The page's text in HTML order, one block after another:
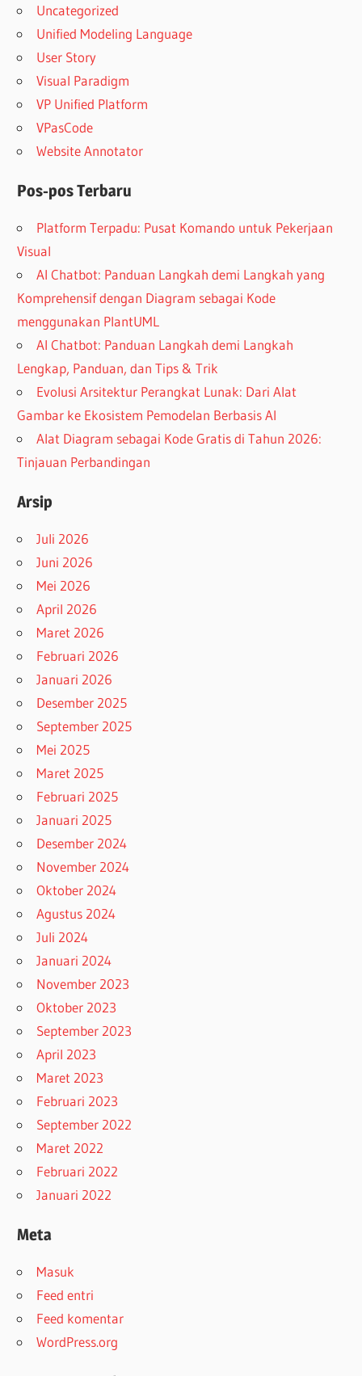
Uncategorized
Unified Modeling Language
User Story
Visual Paradigm
VP Unified Platform
VPasCode
Website Annotator
Pos-pos Terbaru
Platform Terpadu: Pusat Komando untuk Pekerjaan
Visual
AI Chatbot: Panduan Langkah demi Langkah yang
Komprehensif dengan Diagram sebagai Kode
menggunakan PlantUML
AI Chatbot: Panduan Langkah demi Langkah
Lengkap, Panduan, dan Tips & Trik
Evolusi Arsitektur Perangkat Lunak: Dari Alat
Gambar ke Ekosistem Pemodelan Berbasis AI
Alat Diagram sebagai Kode Gratis di Tahun 2026:
Tinjauan Perbandingan
Arsip
Juli 2026
Juni 2026
Mei 2026
April 2026
Maret 2026
Februari 2026
Januari 2026
Desember 2025
September 2025
Mei 2025
Maret 2025
Februari 2025
Januari 2025
Desember 2024
November 2024
Oktober 2024
Agustus 2024
Juli 2024
Januari 2024
November 2023
Oktober 2023
September 2023
April 2023
Maret 2023
Februari 2023
September 2022
Maret 2022
Februari 2022
Januari 2022
Meta
Masuk
Feed entri
Feed komentar
WordPress.org